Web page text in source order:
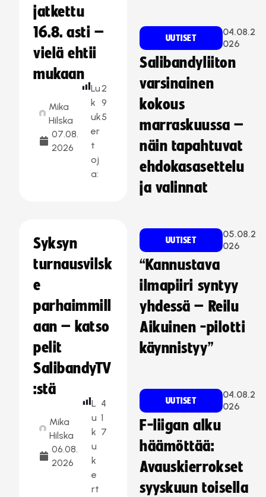
jatkettu
16.8. asti –
vielä ehtii
mukaan
Mika
Hilska
07.08.
2026
Lu
k
uk
er
t
oj
a:
2
9
5
Syksyn
turnausvilsk
e
parhaimmill
aan – katso
pelit
SalibandyTV
:stä
Mika
Hilska
06.08.
2026
L
u
k
u
k
e
rt
4
1
7
UUTISET
04.08.2
026
Salibandyliiton
varsinainen
kokous
marraskuussa –
näin tapahtuvat
ehdokasasettelu
ja valinnat
UUTISET
05.08.2
026
“Kannustava
ilmapiiri syntyy
yhdessä – Reilu
Aikuinen -pilotti
käynnistyy”
UUTISET
04.08.2
026
F-liigan alku
häämöttää:
Avauskierrokset
syyskuun toisella